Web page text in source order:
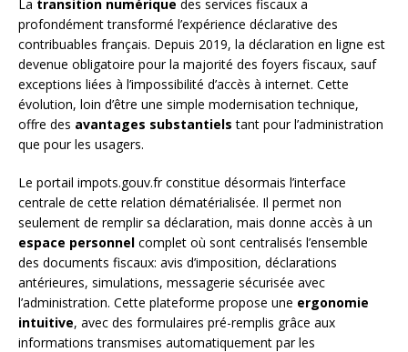
La transition numérique des services fiscaux a
profondément transformé l’expérience déclarative des
contribuables français. Depuis 2019, la déclaration en ligne est
devenue obligatoire pour la majorité des foyers fiscaux, sauf
exceptions liées à l’impossibilité d’accès à internet. Cette
évolution, loin d’être une simple modernisation technique,
offre des avantages substantiels tant pour l’administration
que pour les usagers.
Le portail impots.gouv.fr constitue désormais l’interface
centrale de cette relation dématérialisée. Il permet non
seulement de remplir sa déclaration, mais donne accès à un
espace personnel complet où sont centralisés l’ensemble
des documents fiscaux: avis d’imposition, déclarations
antérieures, simulations, messagerie sécurisée avec
l’administration. Cette plateforme propose une ergonomie
intuitive, avec des formulaires pré-remplis grâce aux
informations transmises automatiquement par les